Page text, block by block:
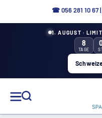
☎056 281 10 67|
1. AUGUST ·
8
TAGE